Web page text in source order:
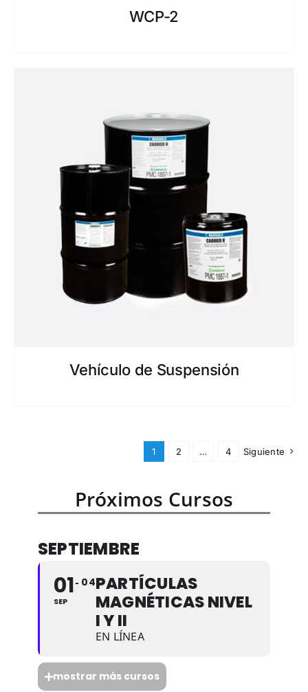
WCP-2
Vehículo de Suspensión
1 2 … 4 Siguiente
Próximos Cursos
SEPTIEMBRE
01
SEP
04PARTÍCULAS
MAGNÉTICAS NIVEL
I Y II
EN LÍNEA
mostrar más cursos